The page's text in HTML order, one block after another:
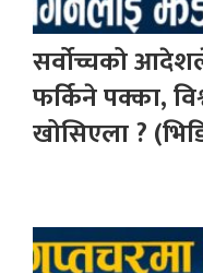
सर्वोच्चको
फर्किने पक्का,
खोसिएला ?